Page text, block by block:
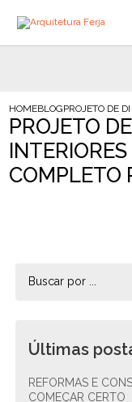
HOMEBLOGPROJETO DE
PROJETO
COMPLETO
Últimas
REFORMAS E CONSTRUÇÕES: O GUIA COMPLETO PARA
COMEÇAR CERTO